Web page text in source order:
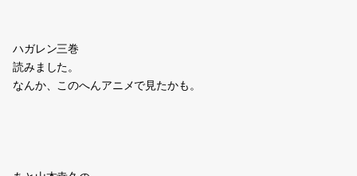
ハガレン三巻
読みました。
なんか、このへんアニメで見たかも。